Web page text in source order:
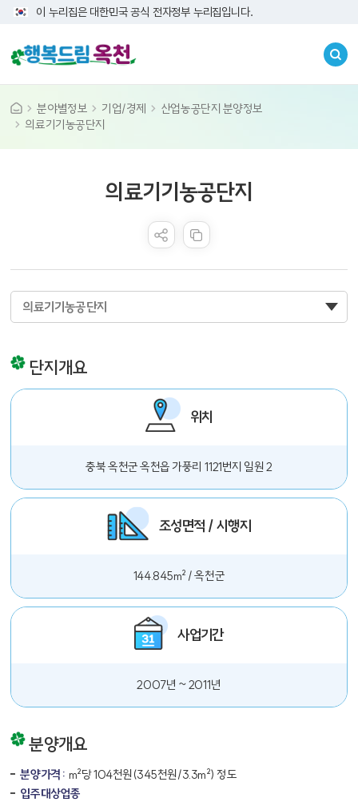
이 누리집은 대한민국 공식 전자정부 누리집입니다.
분야별정보 기업/경제
산업농공단지 분양정보
의료기기농공단지
의료기기농공단지
의료기기농공단지
단지개요
위치
충북 옥천군 옥천읍 가풍리 1121번지 일원 2
조성면적 / 시행지
144.845m² / 옥천군
사업기간
2007년 ~ 2011년
분양개요
분양가격 : m²당 104천원(345천원/3.3m²) 정도
입주대상업종